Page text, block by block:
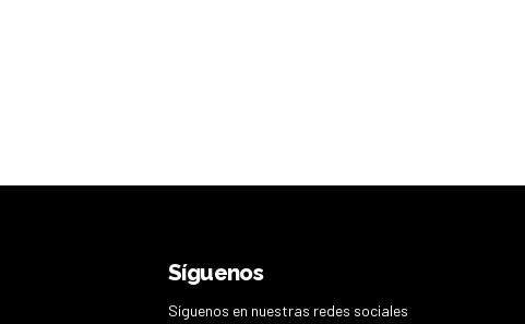
Síguenos
Síguenos en nuestras redes sociales